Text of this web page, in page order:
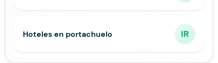
Hoteles en portachuelo IR